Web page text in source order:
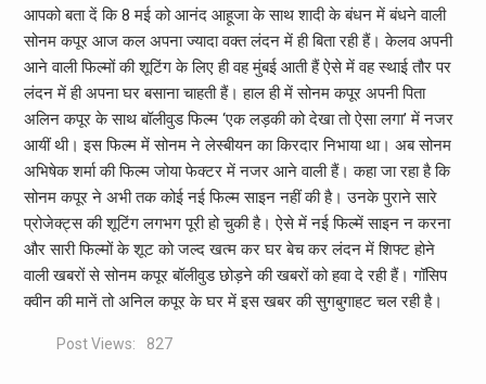
आपको बता दें कि 8 मई को आनंद आहूजा के साथ शादी के बंधन में बंधने वाली
सोनम कपूर आज कल अपना ज्यादा वक्त लंदन में ही बिता रही हैं। केलव अपनी
आने वाली फिल्मों की शूटिंग के लिए ही वह मुंबई आती हैं ऐसे में वह स्थाई तौर पर
लंदन में ही अपना घर बसाना चाहती हैं। हाल ही में सोनम कपूर अपनी पिता
अलिन कपूर के साथ बॉलीवुड फिल्म ‘एक लड़की को देखा तो ऐसा लगा’ में नजर
आयीं थी। इस फिल्म में सोनम ने लेस्बीयन का किरदार निभाया था। अब सोनम
अभिषेक शर्मा की फिल्म जोया फेक्टर में नजर आने वाली हैं। कहा जा रहा है कि
सोनम कपूर ने अभी तक कोई नई फिल्म साइन नहीं की है। उनके पुराने सारे
प्रोजेक्ट्स की शूटिंग लगभग पूरी हो चुकी है। ऐसे में नई फिल्में साइन न करना
और सारी फिल्मों के शूट को जल्द खत्म कर घर बेच कर लंदन में शिफ्ट होने
वाली खबरों से सोनम कपूर बॉलीवुड छोड़ने की खबरों को हवा दे रही हैं। गॉसिप
क्वीन की मानें तो अनिल कपूर के घर में इस खबर की सुगबुगाहट चल रही है।
Post Views: 827